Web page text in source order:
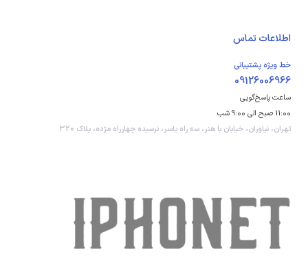
اطلاعات تماس
خط ویژه پشتیبانی
09126006966
ساعت پاسخ‌گویی
11:00 صبح الی 9:00 شب
تهران، نیاوران، خیابان با هنر، سه راه یاسر، نرسیده چهارراه مژده، پلاک 320